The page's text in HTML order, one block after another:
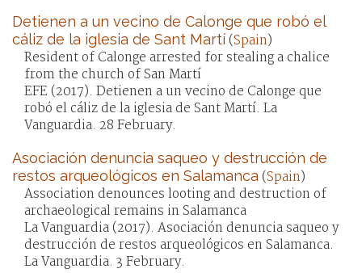
Detienen a un vecino de Calonge que robó el
cáliz de la iglesia de Sant Martí(Spain)
Resident of Calonge arrested for stealing a chalice
from the church of San Martí
EFE (2017). Detienen a un vecino de Calonge que
robó el cáliz de la iglesia de Sant Martí. La
Vanguardia. 28 February.
Asociación denuncia saqueo y destrucción de
restos arqueológicos en Salamanca (Spain)
Association denounces looting and destruction of
archaeological remains in Salamanca
La Vanguardia (2017). Asociación denuncia saqueo y
destrucción de restos arqueológicos en Salamanca.
La Vanguardia. 3 February.